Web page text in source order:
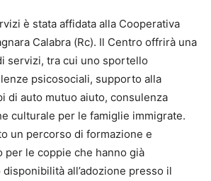
è stata affidata alla Cooperativa
Calabra (Rc). Il Centro offrirà una
servizi, tra cui uno sportello
psicosociali, supporto alla
di auto mutuo aiuto, consulenza
culturale per le famiglie immigrate.
un percorso di formazione e
per le coppie che hanno già
all’adozione presso il